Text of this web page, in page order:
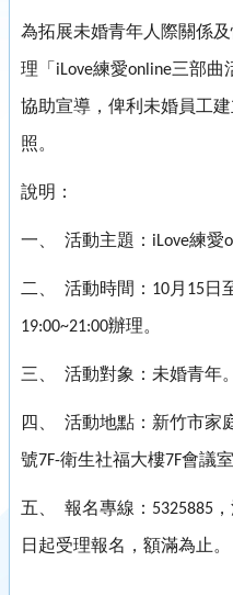
為拓展未婚青年人際關係
理「 iLove練愛online三部曲
協助宣導，俾利未婚員工
照。
說明：
一、 活動主題： iLove練愛
二、 活動時間： 10月 15日
19:00~21:00辦理。
三、 活動對象：未婚青年。
四、 活動地點：新竹市家
號7F-衛生社福大樓7F會議室
五、 報名專線： 5325885
日起受理報名，額滿為止。